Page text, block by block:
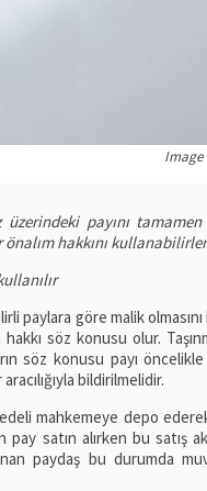
payını
hakkını
paylara göre malik
söz konusu olur.
söz konusu payı öncelikle
bildirilmelidir.
mahkemeye depo
satın alırken bu satış
paydaş bu durumda